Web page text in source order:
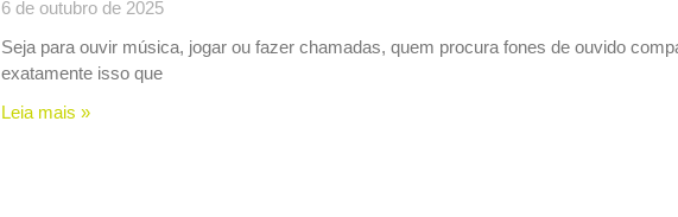
6 de outubro de 2025
Seja para ouvir música, jogar ou fazer chamadas, quem procura fones de ouvido
exatamente isso que
Leia mais »